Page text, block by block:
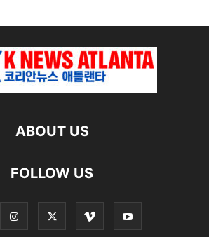
ABOUT US
FOLLOW US